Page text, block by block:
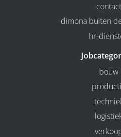
contact
dimona buiten
hr-
bouw